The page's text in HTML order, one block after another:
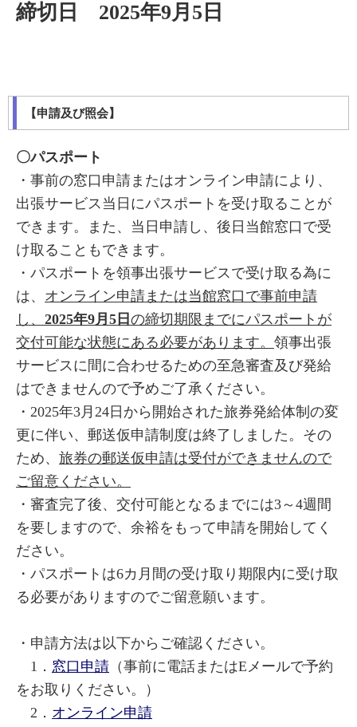
締切日 2025年9月5日
【申請及び照会】
〇パスポート
・事前の窓口申請またはオンライン申請により、
出張サービス当日にパスポートを受け取ることが
できます。また、当日申請し、後日当館窓口で受
け取ることもできます。
・パスポートを領事出張サービスで受け取る為に
は、 オンライン申請または当館窓口で事前申請
し、 2025年9月5日 の締切期限までにパスポートが
交付可能な状態にある必要があります。 領事出張
サービスに間に合わせるための至急審査及び発給
はできませんので予めご了承ください。
・2025年3月24日から開始された旅券発給体制の変
更に伴い、郵送仮申請制度は終了しました。その
ため、 旅券の郵送仮申請は受付ができませんので
ご留意ください。
・審査完了後、交付可能となるまでには3～4週間
を要しますので、余裕をもって申請を開始してく
ださい。
・パスポートは6カ月間の受け取り期限内に受け取
る必要がありますのでご留意願います。
・申請方法は以下からご確認ください。
1． 窓口申請 （事前に電話またはEメールで予約
をお取りください。）
2． オンライン申請